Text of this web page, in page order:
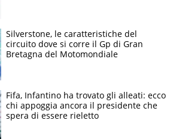
Silverstone, le caratteristiche del
circuito dove si corre il Gp di Gran
Bretagna del Motomondiale
Fifa, Infantino ha trovato gli alleati: ecco
chi appoggia ancora il presidente che
spera di essere rieletto